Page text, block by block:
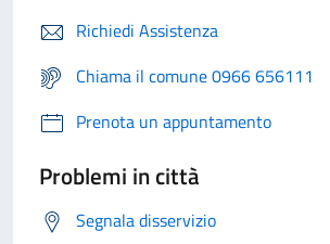
Richiedi Assistenza
Chiama il comune 0966 656111
Prenota un appuntamento
Problemi in città
Segnala disservizio